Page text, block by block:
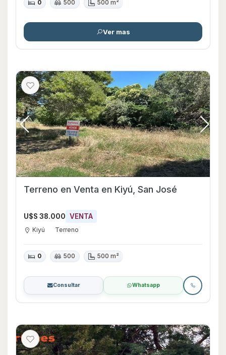
0 500 500 m²
Ver mas
Terreno en Venta en Kiyú, San José
U$S 38.000 VENTA
Kiyú Terreno
0 500 500 m²
Consultar Whatsapp